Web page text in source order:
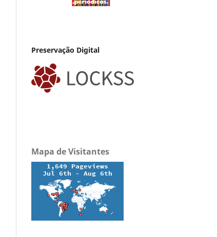
Preservação Digital
Mapa de Visitantes